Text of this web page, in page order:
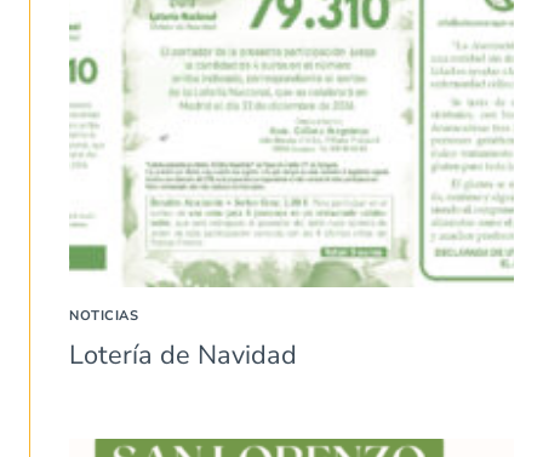
NOTICIAS
Lotería de Navidad